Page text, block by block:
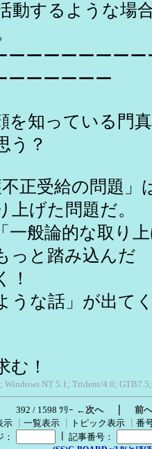
動するような場
ーーーーーーー
ーーーーーー
知っている門
う？
正受給の問題」
上げた問題だ。
般論的な取り上
っと踏み込んだ
！
な話」が出て
！
NT 5.1; Trident/4.0;
392 / 1598 ﾂﾘｰ ←次へ｜ 前
示 一覧表示 トピック表示
番
記事番号：